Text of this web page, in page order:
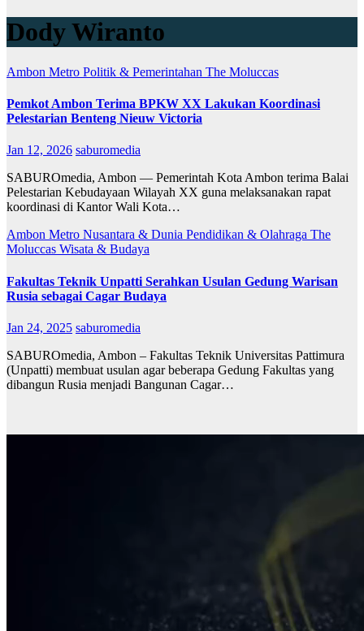
Dody Wiranto
Ambon Metro Politik & Pemerintahan The Moluccas
Pemkot Ambon Terima BPKW XX Lakukan Koordinasi
Pelestarian Benteng Nieuw Victoria
Jan 12, 2026 saburomedia
SABUROmedia, Ambon — Pemerintah Kota Ambon terima Balai
Pelestarian Kebudayaan Wilayah XX guna melaksanakan rapat
koordinasi di Kantor Wali Kota…
Ambon Metro Nusantara & Dunia Pendidikan & Olahraga The
Moluccas Wisata & Budaya
Fakultas Teknik Unpatti Serahkan Usulan Gedung Warisan
Rusia sebagai Cagar Budaya
Jan 24, 2025 saburomedia
SABUROmedia, Ambon – Fakultas Teknik Universitas Pattimura
(Unpatti) membuat usulan agar beberapa Gedung Fakultas yang
dibangun Rusia menjadi Bangunan Cagar…